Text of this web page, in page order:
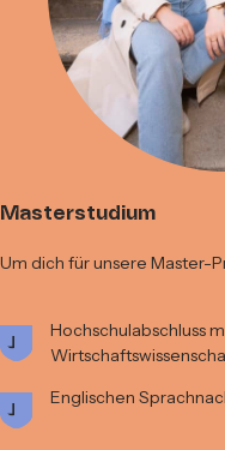
Masterstudium
Um dich für unsere Master-
Hochschulabschluss
Englischen